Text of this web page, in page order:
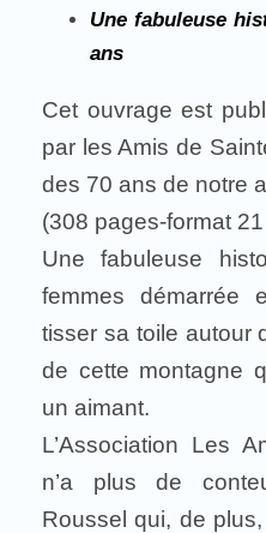
Une fabuleuse
ans
Cet ouvrage est
par les Amis de
des 70 ans de notre
(308 pages-format
Une fabuleuse
femmes démarrée
tisser sa toile autour
de cette montagne
un aimant.
L’Association Les
n’a plus de
Roussel qui, de